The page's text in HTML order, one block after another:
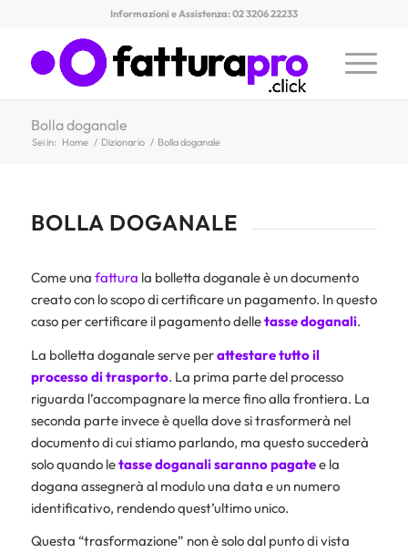
Informazioni e Assistenza: 02 3206 22233
Bolla doganale
Sei in: Home / Dizionario / Bolla doganale
BOLLA DOGANALE
Come una fattura la bolletta doganale è un documento
creato con lo scopo di certificare un pagamento. In questo
caso per certificare il pagamento delletasse doganali.
La bolletta doganale serve perattestare tutto il
processo di trasporto. La prima parte del processo
riguarda l’accompagnare la merce fino alla frontiera. La
seconda parte invece è quella dove si trasformerà nel
documento di cui stiamo parlando, ma questo succederà
solo quando letasse doganali saranno pagatee la
dogana assegnerà al modulo una data e un numero
identificativo, rendendo quest’ultimo unico.
Questa “trasformazione” non è solo dal punto di vista